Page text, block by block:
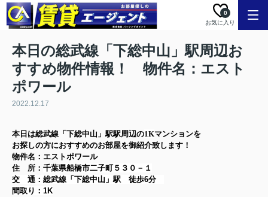
お気に入り
0
本日の総武線「下総中山」駅周辺お
すすめ物件情報！ 物件名：エスト
ポワール
2022.12.17
本日は総武線「下総中山」駅駅周辺の1Kマンションを
お探しの方におすすめのお部屋を御紹介致します！
物件名：エストポワール
住 所： 千葉県船橋市二子町５３０－１
交 通：総武線「下総中山」駅 徒歩6分
間取り： 1K